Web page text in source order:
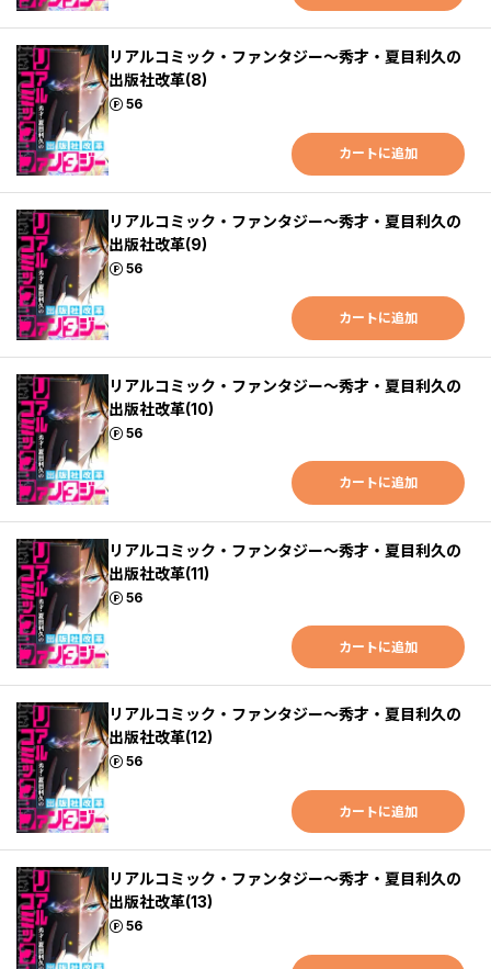
リアルコミック・ファンタジー～秀才・夏目利久の
出版社改革(8)
56
ポイント
カートに追加
リアルコミック・ファンタジー～秀才・夏目利久の
出版社改革(9)
56
ポイント
カートに追加
リアルコミック・ファンタジー～秀才・夏目利久の
出版社改革(10)
56
ポイント
カートに追加
リアルコミック・ファンタジー～秀才・夏目利久の
出版社改革(11)
56
ポイント
カートに追加
リアルコミック・ファンタジー～秀才・夏目利久の
出版社改革(12)
56
ポイント
カートに追加
リアルコミック・ファンタジー～秀才・夏目利久の
出版社改革(13)
56
ポイント